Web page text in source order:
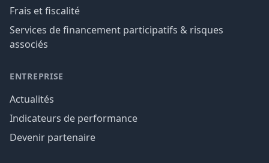
Frais et fiscalité
Services de financement participatifs & risques
associés
ENTREPRISE
Actualités
Indicateurs de performance
Devenir partenaire